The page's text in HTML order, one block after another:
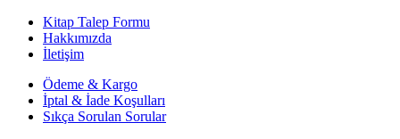
Kitap Talep Formu
Hakkımızda
İletişim
Ödeme & Kargo
İptal & İade Koşulları
Sıkça Sorulan Sorular